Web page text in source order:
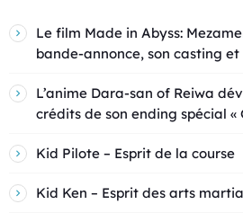
Le film Made in Abyss:
bande-annonce, son casting
L’anime Dara-san of Reiwa
crédits de son ending spécial «
Kid Pilote – Esprit de la course
Kid Ken – Esprit des arts